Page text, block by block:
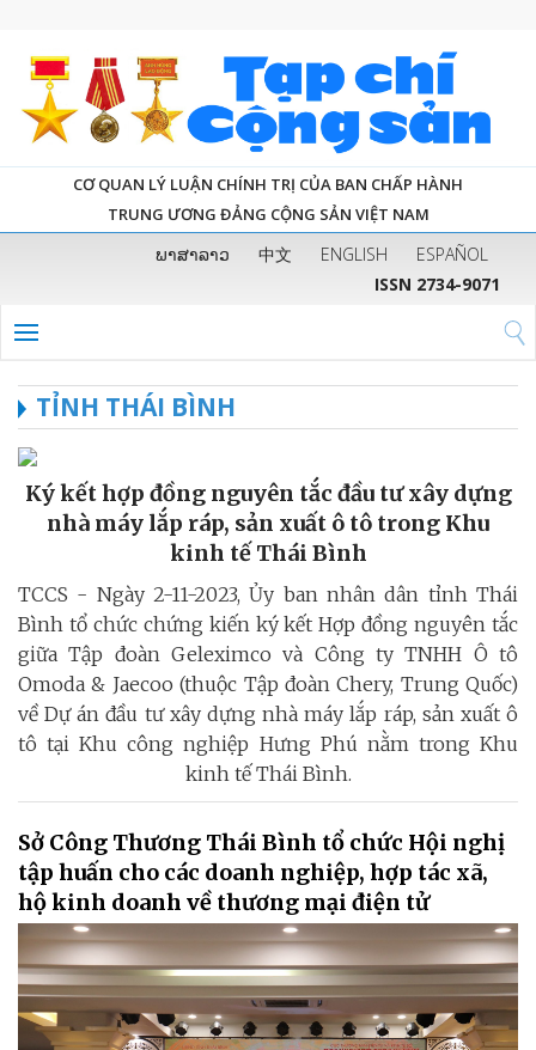
CƠ QUAN LÝ LUẬN CHÍNH TRỊ CỦA BAN CHẤP HÀNH
TRUNG ƯƠNG ĐẢNG CỘNG SẢN VIỆT NAM
ພາສາລາວ 中文 ENGLISH
ESPAÑOL
ISSN 2734-9071
TỈNH THÁI BÌNH
Ký kết hợp đồng nguyên tắc đầu tư xây dựng
nhà máy lắp ráp, sản xuất ô tô trong Khu
kinh tế Thái Bình
TCCS - Ngày 2-11-2023, Ủy ban nhân dân tỉnh Thái
Bình tổ chức chứng kiến ký kết Hợp đồng nguyên tắc
giữa Tập đoàn Geleximco và Công ty TNHH Ô tô
Omoda & Jaecoo (thuộc Tập đoàn Chery, Trung Quốc)
về Dự án đầu tư xây dựng nhà máy lắp ráp, sản xuất ô
tô tại Khu công nghiệp Hưng Phú nằm trong Khu
kinh tế Thái Bình.
Sở Công Thương Thái Bình tổ chức Hội nghị
tập huấn cho các doanh nghiệp, hợp tác xã,
hộ kinh doanh về thương mại điện tử